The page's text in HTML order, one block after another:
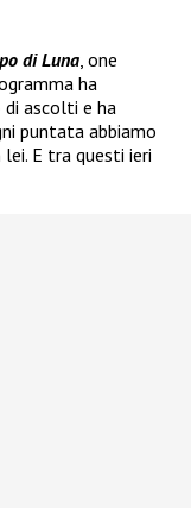
di Luna, one
ha
ascolti e ha
puntata abbiamo
E tra questi ieri